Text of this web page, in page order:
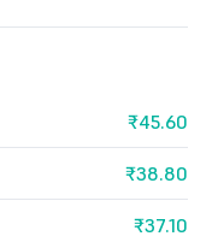
₹45.60
₹38.80
₹37.10